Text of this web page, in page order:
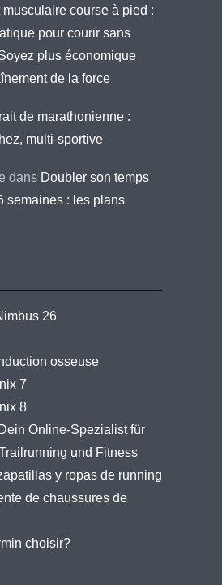
musculaire course à pied :
pour courir sans
plus économique
de la force
de marathonienne :
multi-sportive
dans Doubler son temps
semaines : les plans
26
osseuse
7
8
Online-Spezialist für
und Fitness
y ropas de running
de chaussures de
choisir?